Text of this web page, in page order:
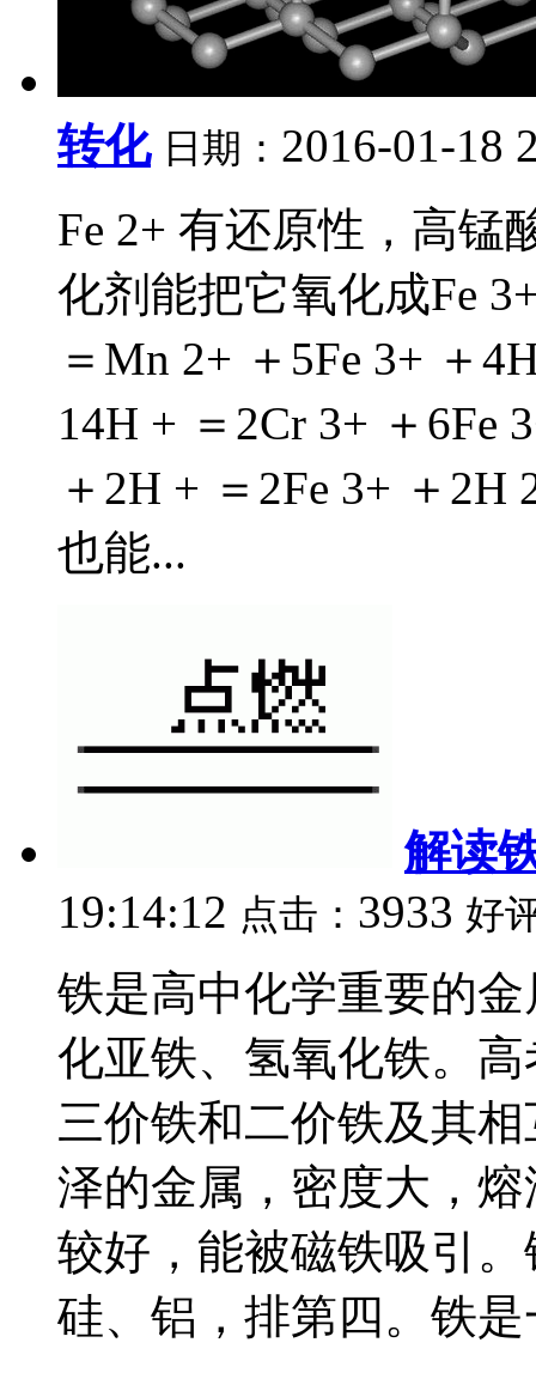
转化 日期： 2016-01-18
Fe 2+ 有还原性，高锰
化剂能把它氧化成Fe
＝Mn 2+ ＋5Fe 3+ ＋
14H + ＝2Cr 3+ ＋6Fe
＋2H + ＝2Fe 3+ ＋
也能...
解读
19:14:12 点击： 3933 好
铁是高中化学重要的
化亚铁、氢氧化铁。
三价铁和二价铁及其
泽的金属，密度大，
较好，能被磁铁吸引
硅、铝，排第四。铁是